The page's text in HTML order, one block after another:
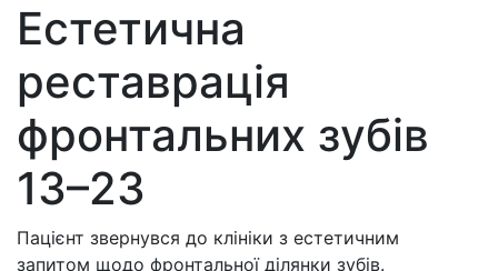
Естетична
реставрація
фронтальних зубів
13–23
Пацієнт звернувся до клініки з естетичним
запитом щодо фронтальної ділянки зубів.